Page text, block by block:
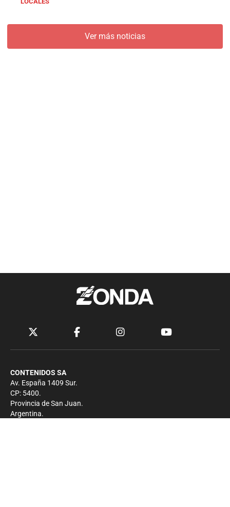
Ver más noticias
CONTENIDOS SA
Av. España 1409 Sur.
CP: 5400.
Provincia de San Juan.
Argentina.